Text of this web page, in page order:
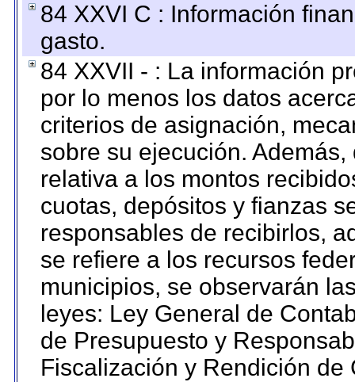
84 XXVI C : Información
gasto.
84 XXVII - : La información
por lo menos los datos
criterios de asignación,
sobre su ejecución.
relativa a los montos
cuotas, depósitos y fianzas
responsables de recibirlos,
se refiere a los recursos
municipios, se observarán
leyes: Ley General de
de Presupuesto y
Fiscalización y Rendición